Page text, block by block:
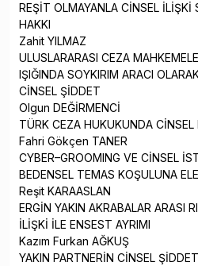
REŞİT OLMAYANLA CİNSEL İLİŞKİ
HAKKI
Zahit YILMAZ
ULUSLARARASI CEZA
IŞIĞINDA SOYKIRIM ARACI
CİNSEL ŞİDDET
Olgun DEĞİRMENCİ
TÜRK CEZA HUKUKUNDA CİNSEL
Fahri Gökçen TANER
CYBER–GROOMING VE CİNSEL
BEDENSEL TEMAS KOŞULUNA
Reşit KARAASLAN
ERGİN YAKIN AKRABALAR ARASI
İLİŞKİ İLE ENSEST AYRIMI
Kazım Furkan AĞKUŞ
YAKIN PARTNERİN CİNSEL